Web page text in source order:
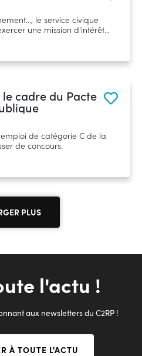
le service civique
une mission d'intérêt
un organisme public ou
cadre du Pacte
de catégorie C de la
de concours.
PLUS
l'actu !
aux newsletters du C2RP !
À TOUTE L'ACTU